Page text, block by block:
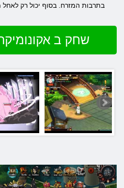
בתרבות המזרח. בסוף יכול רק לאחל
שחק ב